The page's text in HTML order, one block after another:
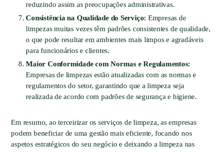
reduzindo assim as preocupações administrativas.
Consistência na Qualidade do Serviço: Empresas de
limpezas muitas vezes têm padrões consistentes de qualidade,
o que pode resultar em ambientes mais limpos e agradáveis
para funcionários e clientes.
Maior Conformidade com Normas e Regulamentos:
Empresas de limpezas estão atualizadas com as normas e
regulamentos do setor, garantindo que a limpeza seja
realizada de acordo com padrões de segurança e higiene.
Em resumo, ao terceirizar os serviços de limpeza, as empresas
podem beneficiar de uma gestão mais eficiente, focando nos
aspetos estratégicos do seu negócio e deixando a limpeza nas